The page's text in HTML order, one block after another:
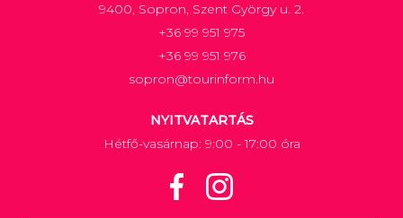
9400, Sopron, Szent György u. 2.
+36 99 951 975
+36 99 951 976
sopron@tourinform.hu
NYITVATARTÁS
Hétfő-vasárnap: 9:00 - 17:00 óra